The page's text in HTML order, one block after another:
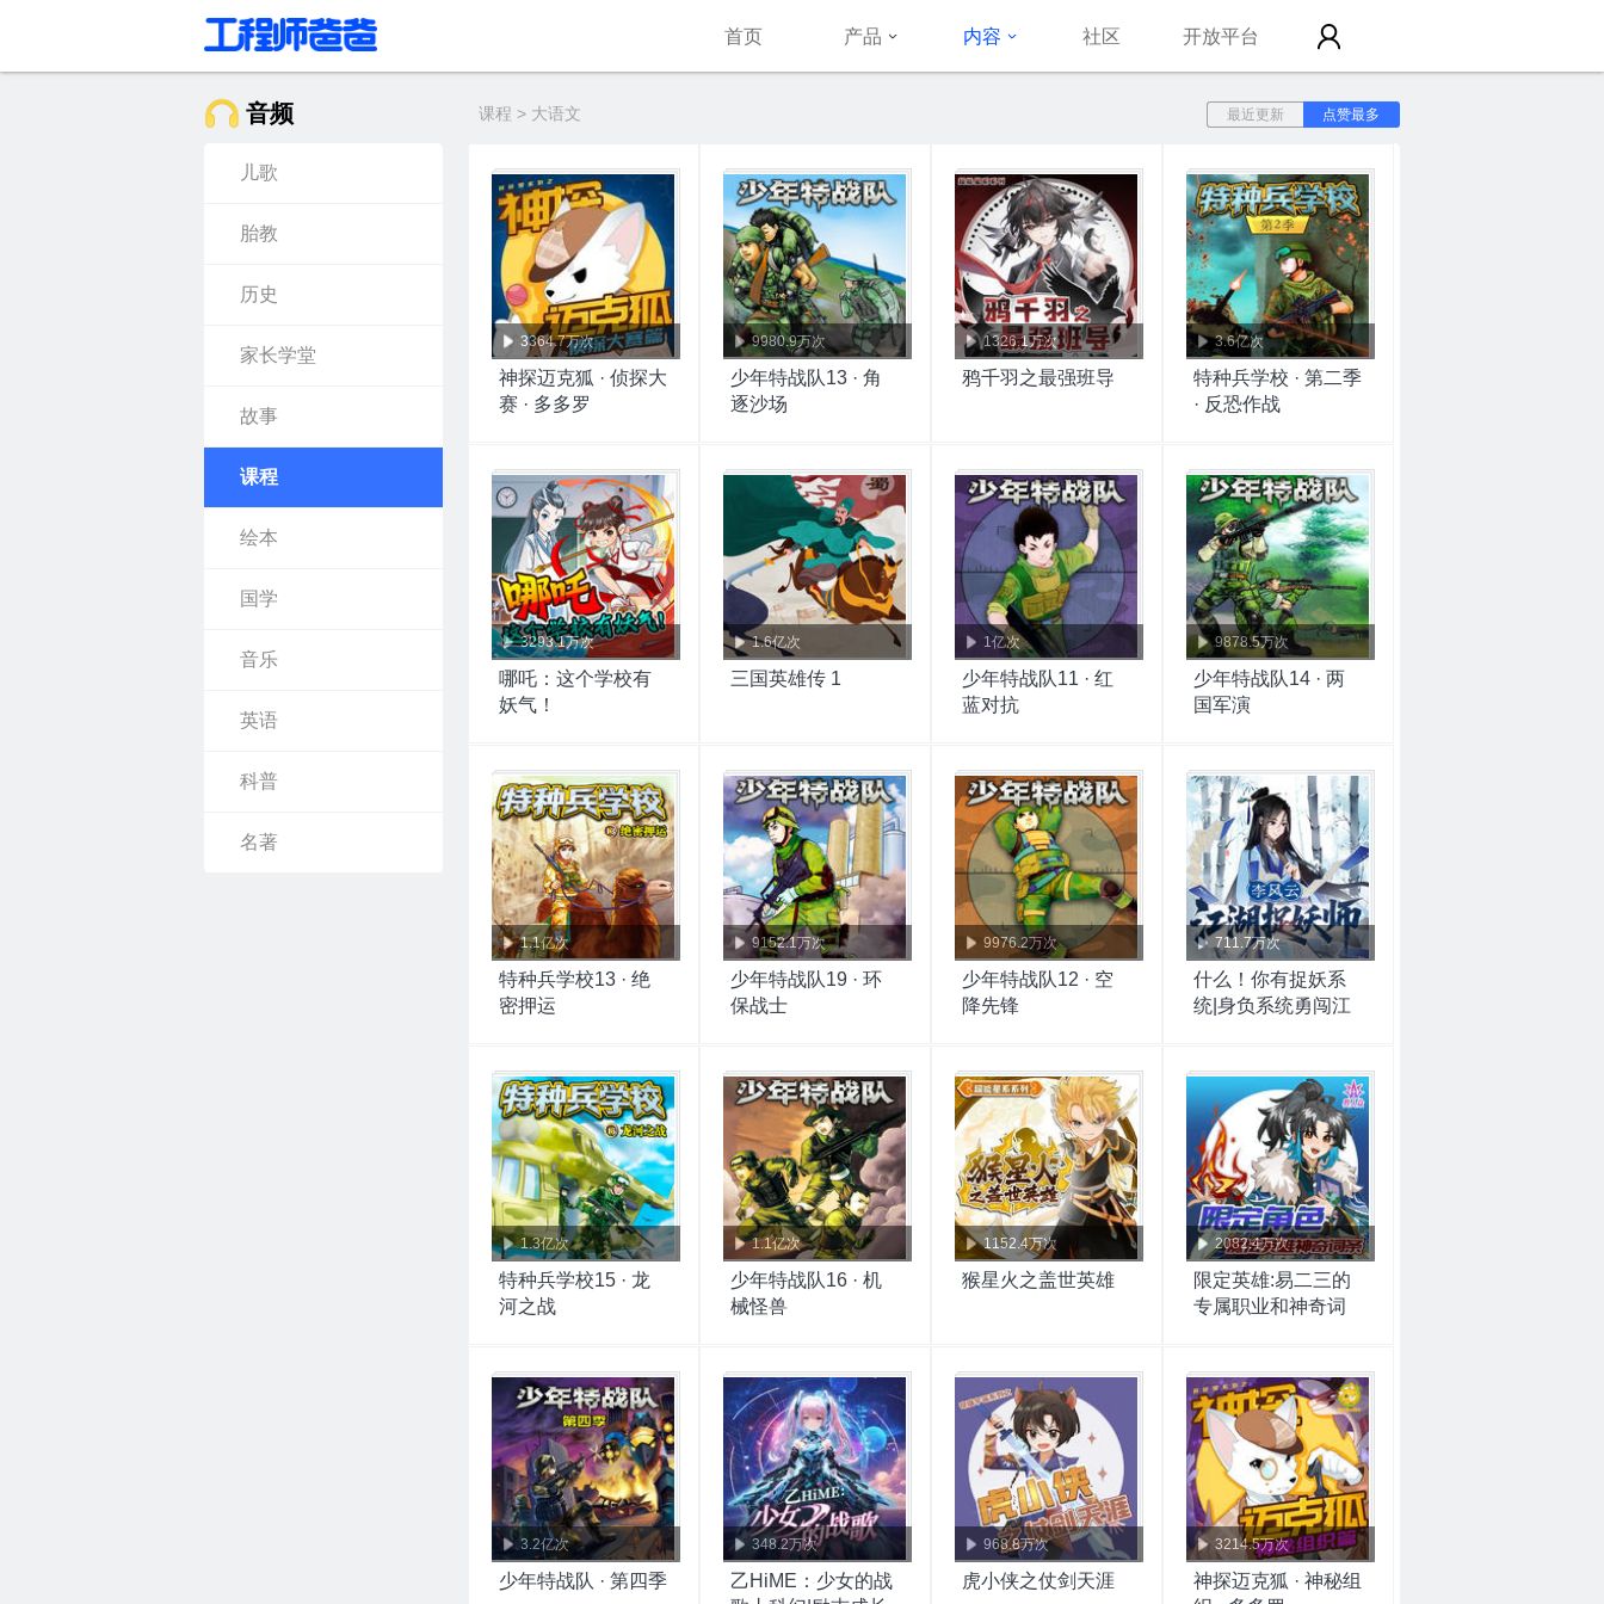
首页 产品 内容 社区 开放平台
音频 课程 > 大语文 点赞最多
最近更新
儿歌
胎教
历史
家长学堂
故事
课程
绘本
国学
音乐
英语
科普
名著
3364.7万次
神探迈克狐 · 侦探大
赛 · 多多罗
9980.9万次
少年特战队13 · 角
逐沙场
1326.1万次
鸦千羽之最强班导
3.6亿次
特种兵学校 · 第二季
· 反恐作战
3293.1万次
哪吒：这个学校有
妖气！
1.6亿次
三国英雄传 1
1亿次
少年特战队11 · 红
蓝对抗
9878.5万次
少年特战队14 · 两
国军演
1.1亿次
特种兵学校13 · 绝
密押运
9152.1万次
少年特战队19 · 环
保战士
9976.2万次
少年特战队12 · 空
降先锋
711.7万次
什么！你有捉妖系
统|身负系统勇闯江
1.3亿次
特种兵学校15 · 龙
河之战
1.1亿次
少年特战队16 · 机
械怪兽
1152.4万次
猴星火之盖世英雄
2082.4万次
限定英雄:易二三的
专属职业和神奇词
3.2亿次
少年特战队 · 第四季
348.2万次
乙HiME：少女的战
968.8万次
虎小侠之仗剑天涯
3214.5万次
神探迈克狐 · 神秘组